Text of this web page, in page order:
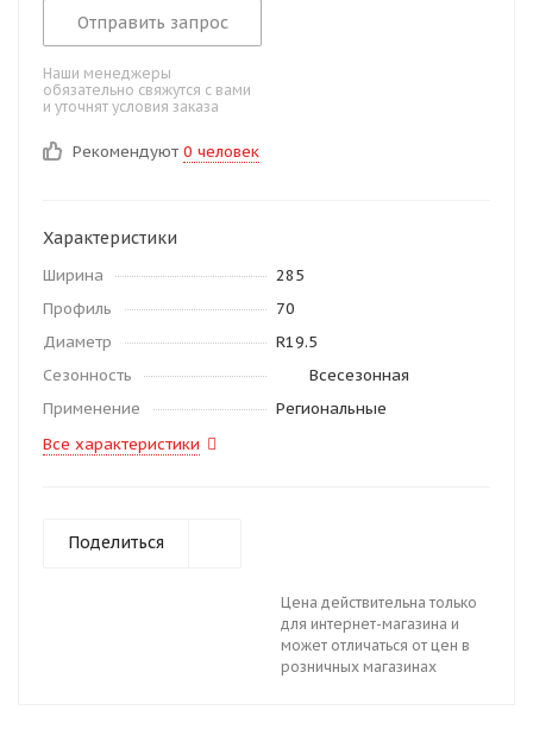
Отправить запрос
Наши менеджеры
обязательно свяжутся с вами
и уточнят условия заказа
Рекомендуют 0 человек
Характеристики
Ширина
285
Профиль
70
Диаметр
R19.5
Сезонность
Всесезонная
Применение
Региональные
Все характеристики
Поделиться
Цена действительна только
для интернет-магазина и
может отличаться от цен в
розничных магазинах